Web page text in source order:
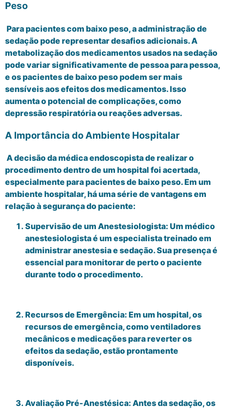
Peso
Para pacientes com baixo peso, a administração de
sedação pode representar desafios adicionais. A
metabolização dos medicamentos usados na sedação
pode variar significativamente de pessoa para pessoa,
e os pacientes de baixo peso podem ser mais
sensíveis aos efeitos dos medicamentos. Isso
aumenta o potencial de complicações, como
depressão respiratória ou reações adversas.
A Importância do Ambiente Hospitalar
A decisão da médica endoscopista de realizar o
procedimento dentro de um hospital foi acertada,
especialmente para pacientes de baixo peso. Em um
ambiente hospitalar, há uma série de vantagens em
relação à segurança do paciente:
Supervisão de um Anestesiologista: Um médico
anestesiologista é um especialista treinado em
administrar anestesia e sedação. Sua presença é
essencial para monitorar de perto o paciente
durante todo o procedimento.
Recursos de Emergência: Em um hospital, os
recursos de emergência, como ventiladores
mecânicos e medicações para reverter os
efeitos da sedação, estão prontamente
disponíveis.
Avaliação Pré-Anestésica: Antes da sedação, os